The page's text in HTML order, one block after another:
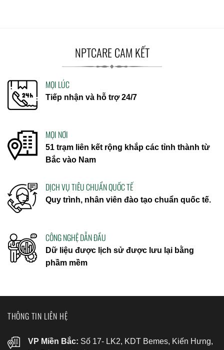
NPTCARE CAM KẾT
MỌI LÚC
Tiếp nhận và hỗ trợ 24/7
MỌI NƠI
51 trạm liên kết rộng khắp các tỉnh thành từ
Bắc vào Nam
DỊCH VỤ TIÊU CHUẨN QUỐC TẾ
Quy trình, nhân viên đào tạo chuẩn quốc tế.
CÔNG NGHỆ DẪN ĐẦU
Dữ liệu được lịch sử được lưu lại bằng
phầm mềm
THÔNG TIN LIÊN HỆ
VP Miền Bắc: Số 17- LK2, KDT Bemes, Kiến Hưng,